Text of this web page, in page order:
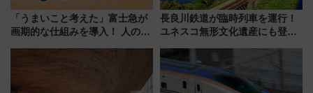
「うまいこと考えた」富士急が
画期的な仕組みを導入！ 人のか
長良川鉄道が臨時列車を運行！
ユネスコ無形文化遺産にも登録
に 乗車には予約が必要